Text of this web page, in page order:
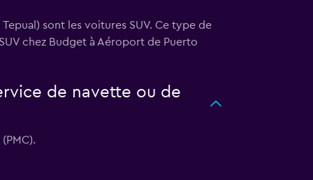
sont les voitures SUV. Ce type de
chez Budget à Aéroport de Puerto
de navette ou de